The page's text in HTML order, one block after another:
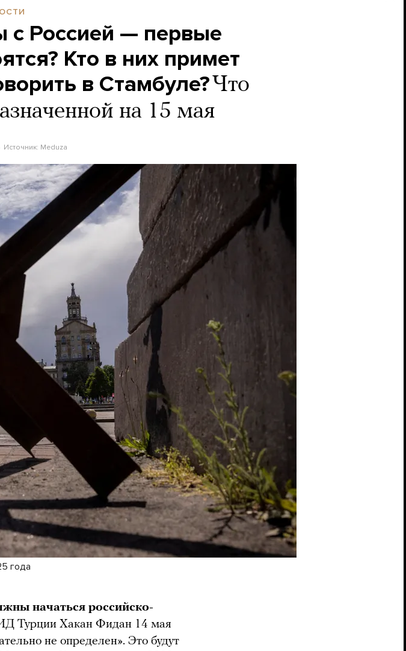
с Россией — первые
Кто в них примет
в Стамбуле? Что
на 15 мая
Источник: Meduza
года
начаться российско-
Турции Хакан Фидан 14 мая
не определен». Это будут